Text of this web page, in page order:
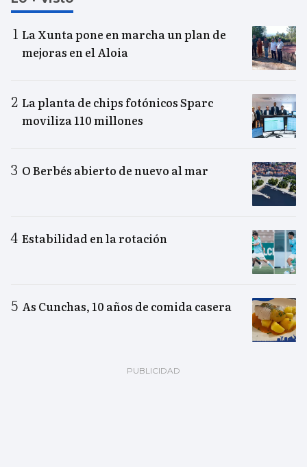
La Xunta pone en marcha un plan de
mejoras en el Aloia
La planta de chips fotónicos Sparc
moviliza 110 millones
O Berbés abierto de nuevo al mar
Estabilidad en la rotación
As Cunchas, 10 años de comida casera